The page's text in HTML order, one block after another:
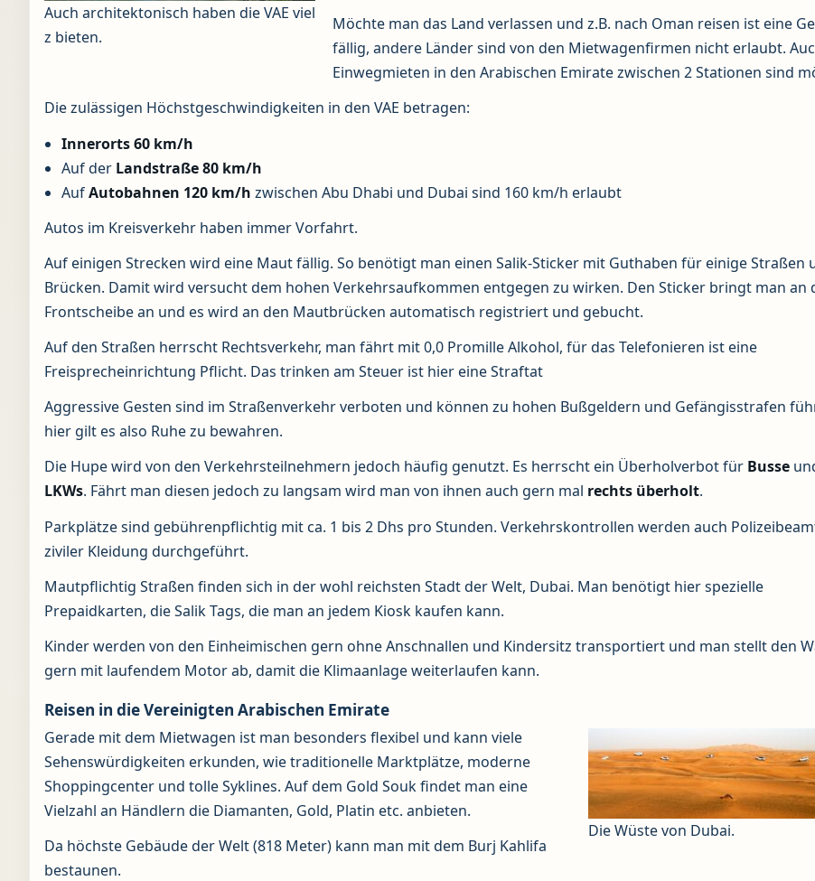
Auch architektonisch haben die VAE viel
z bieten.
Möchte man das Land verlassen und z.B. nach Oman reisen ist eine
fällig, andere Länder sind von den Mietwagenfirmen nicht erlaubt.
Einwegmieten in den Arabischen Emirate zwischen 2 Stationen sind
Die zulässigen Höchstgeschwindigkeiten in den VAE betragen:
Innerorts60 km/h
Auf der Landstraße80 km/h
AufAutobahnen 120 km/h zwischen Abu Dhabi und Dubai sind 160 km/h erlaubt
Autos im Kreisverkehr haben immer Vorfahrt.
Auf einigen Strecken wird eine Maut fällig. So benötigt man einen Salik-Sticker mit Guthaben für einige Straßen
Brücken. Damit wird versucht dem hohen Verkehrsaufkommen entgegen zu wirken. Den Sticker bringt man an
Frontscheibe an und es wird an den Mautbrücken automatisch registriert und gebucht.
Auf den Straßen herrscht Rechtsverkehr, man fährt mit 0,0 Promille Alkohol, für das Telefonieren ist eine
Freisprecheinrichtung Pflicht. Das trinken am Steuer ist hier eine Straftat
Aggressive Gesten sind im Straßenverkehr verboten und können zu hohen Bußgeldern und Gefängisstrafen
hier gilt es also Ruhe zu bewahren.
Die Hupe wird von den Verkehrsteilnehmern jedoch häufig genutzt. Es herrscht ein Überholverbot für Busse
LKWs. Fährt man diesen jedoch zu langsam wird man von ihnen auch gern mal rechts überholt.
Parkplätze sind gebührenpflichtig mit ca. 1 bis 2 Dhs pro Stunden. Verkehrskontrollen werden auch
ziviler Kleidung durchgeführt.
Mautpflichtig Straßen finden sich in der wohl reichsten Stadt der Welt, Dubai. Man benötigt hier spezielle
Prepaidkarten, die Salik Tags, die man an jedem Kiosk kaufen kann.
Kinder werden von den Einheimischen gern ohne Anschnallen und Kindersitz transportiert und man stellt den
gern mit laufendem Motor ab, damit die Klimaanlage weiterlaufen kann.
Reisen in die Vereinigten Arabischen Emirate
Die Wüste von Dubai.
Gerade mit dem Mietwagen ist man besonders flexibel und kann viele
Sehenswürdigkeiten erkunden, wie traditionelle Marktplätze, moderne
Shoppingcenter und tolle Syklines. Auf dem Gold Souk findet man eine
Vielzahl an Händlern die Diamanten, Gold, Platin etc. anbieten.
Da höchste Gebäude der Welt (818 Meter) kann man mit dem Burj Kahlifa
bestaunen.